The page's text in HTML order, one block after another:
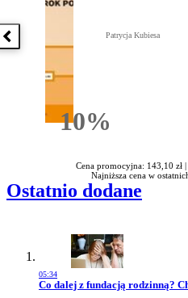
Poprzednia książka
10%Rabatu
Patrycja Kubiesa
Cena promocyjna: 143,10 zł |
Najniższa cena w
Ostatnio dodane
05:34
Przejdź do artykułu:
Co dalej z fundacją rodzinną?